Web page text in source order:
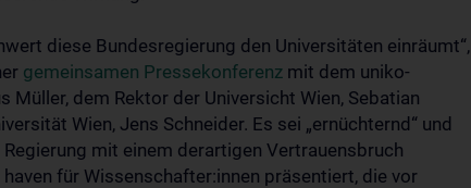
diese Bundesregierung den Universitäten einräumt“,
gemeinsamen Pressekonferenz mit dem uniko-
Müller, dem Rektor der Universicht Wien, Sebatian
Wien, Jens Schneider. Es sei „ernüchternd“ und
mit einem derartigen Vertrauensbruch
für Wissenschafter:innen präsentiert, die vor